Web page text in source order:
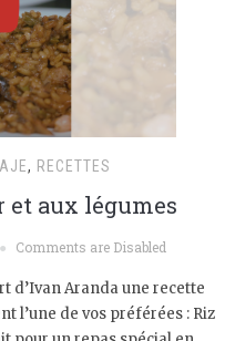
, RECETTES
et aux légumes
Comments are Disabled
d’Ivan Aranda une recette
l’une de vos préférées : Riz